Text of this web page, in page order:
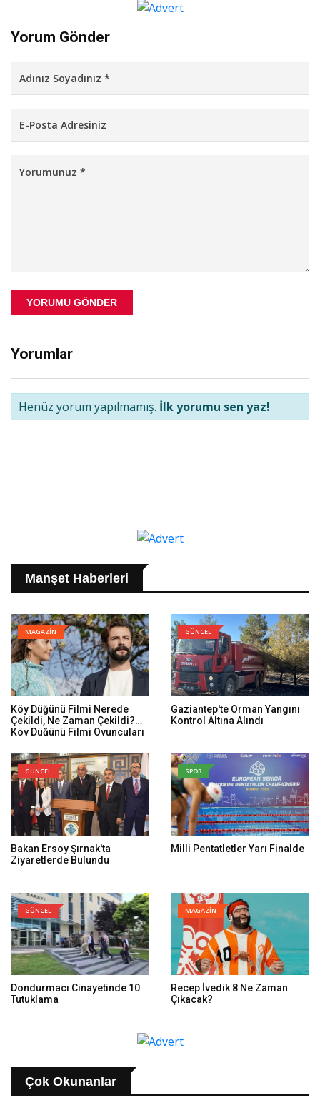
Yorum Gönder
YORUMU GÖNDER
Yorumlar
Henüz yorum yapılmamış. İlk yorumu sen yaz!
Manşet Haberleri
MAGAZİN
Köy Düğünü Filmi Nerede
Çekildi, Ne Zaman Çekildi?
Köy Düğünü Filmi Oyuncuları
GÜNCEL
Gaziantep'te Orman Yangını
Kontrol Altına Alındı
GÜNCEL
Bakan Ersoy Şırnak'ta
Ziyaretlerde Bulundu
SPOR
Milli Pentatletler Yarı Finalde
GÜNCEL
Dondurmacı Cinayetinde 10
Tutuklama
MAGAZİN
Recep İvedik 8 Ne Zaman
Çıkacak?
Çok Okunanlar